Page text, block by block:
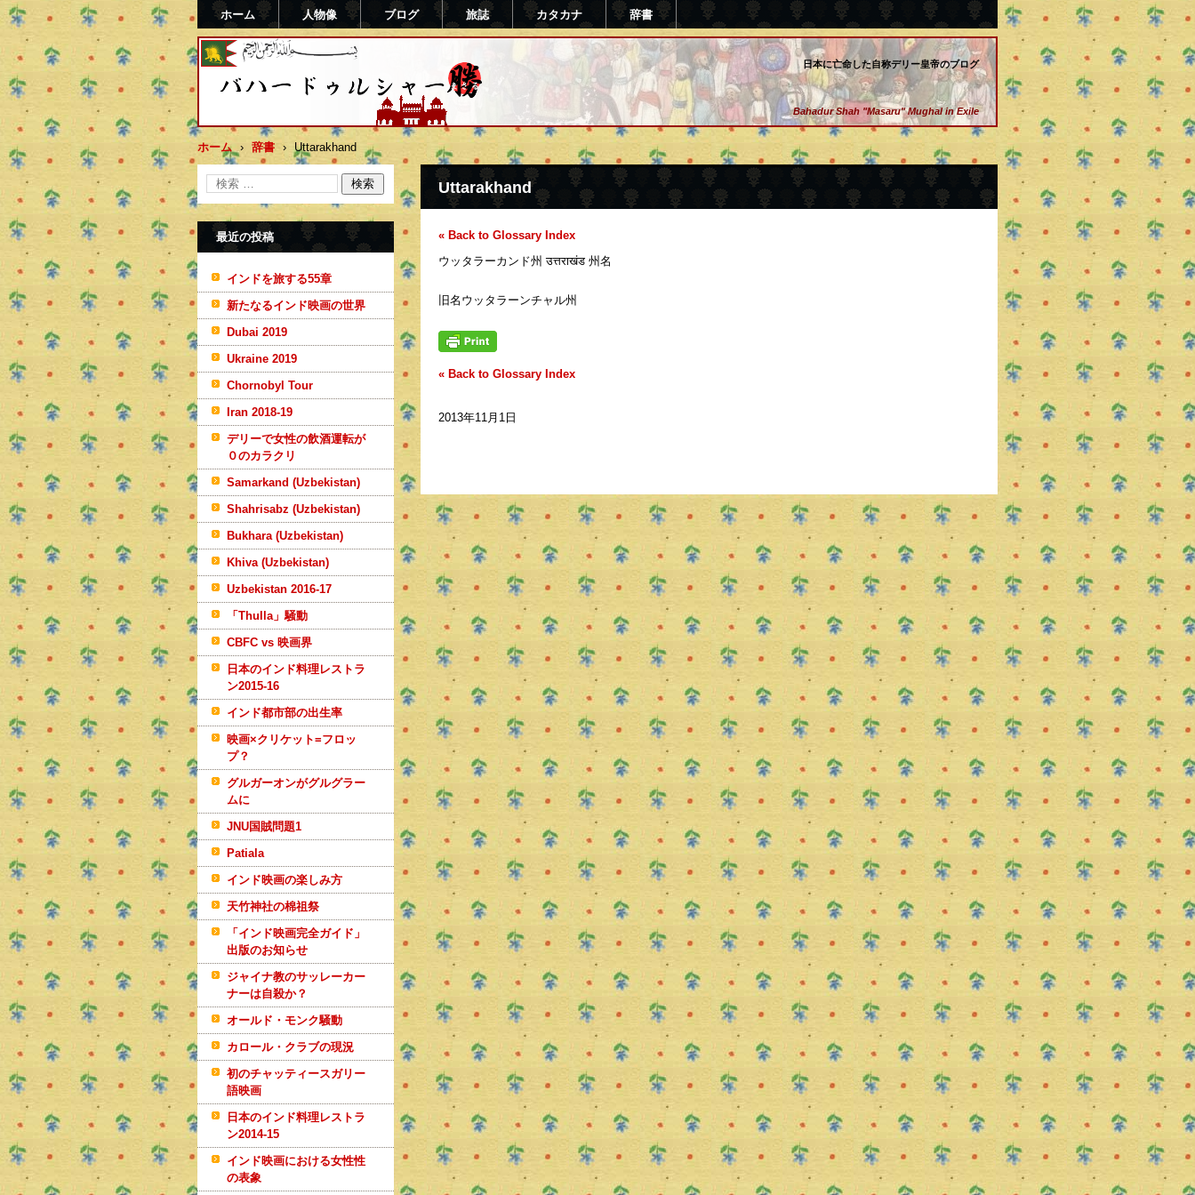
バハードゥルシャー勝(まさる)
日本に亡命した自称デリー皇帝のブログ
Bahadur Shah "Masaru" Mughal in Exile
ホーム 人物像 ブログ 旅誌 カタカナ 辞書
ホーム › 辞書 › Uttarakhand
Uttarakhand
« Back to Glossary Index
ウッタラーカンド州 उत्तराखंड 州名
旧名ウッタラーンチャル州
« Back to Glossary Index
2013年11月1日
最近の投稿
インドを旅する55章
新たなるインド映画の世界
Dubai 2019
Ukraine 2019
Chornobyl Tour
Iran 2018-19
デリーで女性の飲酒運転が
０のカラクリ
Samarkand (Uzbekistan)
Shahrisabz (Uzbekistan)
Bukhara (Uzbekistan)
Khiva (Uzbekistan)
Uzbekistan 2016-17
「Thulla」騒動
CBFC vs 映画界
日本のインド料理レストラ
ン2015-16
インド都市部の出生率
映画×クリケット=フロッ
プ？
グルガーオンがグルグラー
ムに
JNU国賊問題1
Patiala
インド映画の楽しみ方
天竹神社の棉祖祭
「インド映画完全ガイド」
出版のお知らせ
ジャイナ教のサッレーカー
ナーは自殺か？
オールド・モンク騒動
カロール・クラブの現況
初のチャッティースガリー
語映画
日本のインド料理レストラ
ン2014-15
インド映画における女性性
の表象